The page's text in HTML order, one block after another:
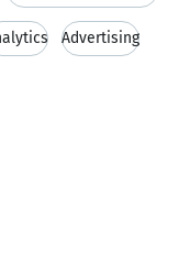
Advertising